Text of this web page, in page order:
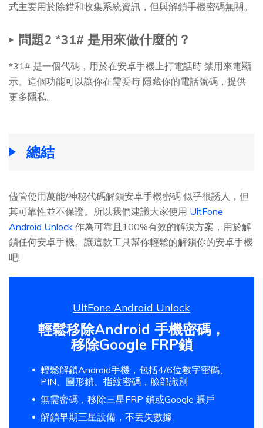
式主要用於除錯和收集系統資訊，但與解鎖手機密碼無關。
問題2 *31# 是用來做什麼的？
*31# 是一個代碼，用於在安卓手機上打電話時 禁用來電顯
示。這個功能可以讓你在需要時 隱藏你的電話號碼，提供
更多隱私。
總結
儘管使用萬能/神秘代碼解鎖安卓手機密碼 似乎很誘人，但
其可靠性並不保證。所以我們建議大家使用 UltFone
Android Unlock 作為可靠且100%有效的解決方案，用於解
鎖任何安卓手機。讓這款工具幫你輕鬆的解鎖你的安卓手機
吧!
UltFone Android Unlock
輕鬆移除Android 手機密碼，
移除Google FRP鎖
輕鬆解鎖Android手機，包括4/6位數字密碼、
PIN、圖形鎖、指紋密碼，臉部識別
無需密碼，移除三星FRP 鎖或Google 賬戶
解鎖早期三星設備，不丟失數據